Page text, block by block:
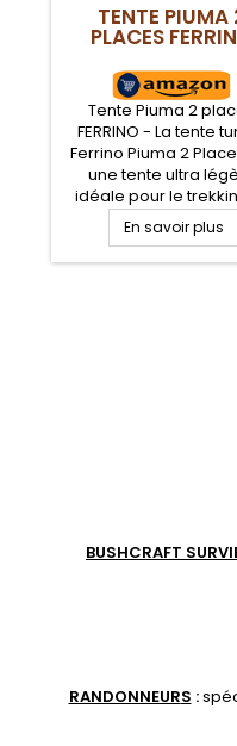
TENTE PIUMA
PLACES
Tente Piuma 2
FERRINO - La tente
Ferrino Piuma 2
une tente ultra
idéale pour le
bikepacking. Pour tout
1.3 kg, la tente Piuma 2
assure un abri idéal
En savoir plus
BUSHCRAFT
RANDONNEURS :